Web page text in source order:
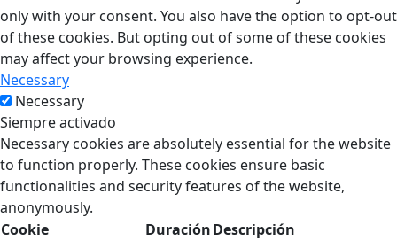
only with your consent. You also have the option to opt-out
of these cookies. But opting out of some of these cookies
may affect your browsing experience.
Necessary
Necessary
Siempre activado
Necessary cookies are absolutely essential for the website
to function properly. These cookies ensure basic
functionalities and security features of the website,
anonymously.
Cookie
DuraciónDescripción